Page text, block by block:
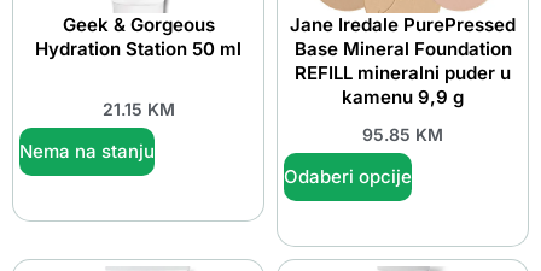
Geek & Gorgeous
Hydration Station 50 ml
21.15 KM
Nema na stanju
Jane Iredale PurePressed
Base Mineral Foundation
REFILL mineralni puder u
kamenu 9,9 g
95.85 KM
Odaberi opcije